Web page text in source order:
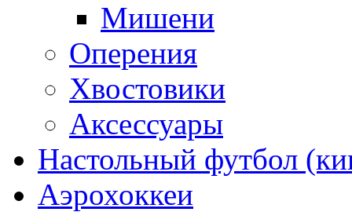
Мишени
Оперения
Хвостовики
Аксессуары
Настольный футбол
Аэрохоккеи